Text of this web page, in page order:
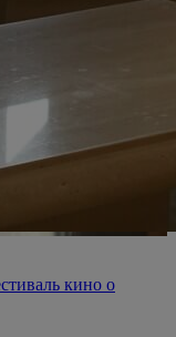
кино о